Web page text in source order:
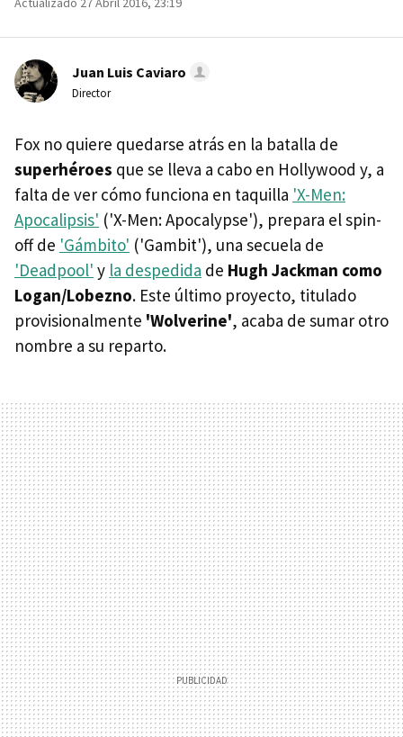
Juan Luis Caviaro
Director
Fox no quiere quedarse atrás en la batalla de
superhéroes que se lleva a cabo en Hollywood y, a
falta de ver cómo funciona en taquilla 'X-Men:
Apocalipsis' ('X-Men: Apocalypse'), prepara el spin-
off de 'Gámbito' ('Gambit'), una secuela de
'Deadpool' y la despedida de Hugh Jackman como
Logan/Lobezno. Este último proyecto, titulado
provisionalmente 'Wolverine', acaba de sumar otro
nombre a su reparto.